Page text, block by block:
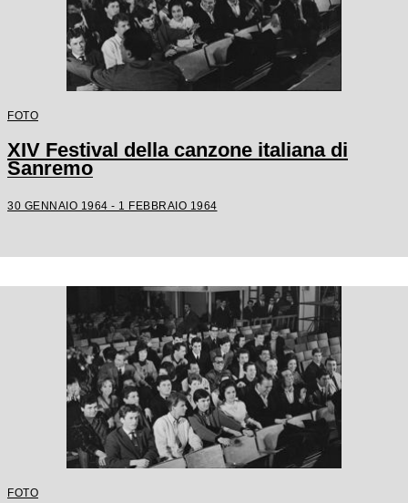
FOTO
XIV Festival della canzone italiana di
Sanremo
30 GENNAIO 1964 - 1 FEBBRAIO 1964
FOTO